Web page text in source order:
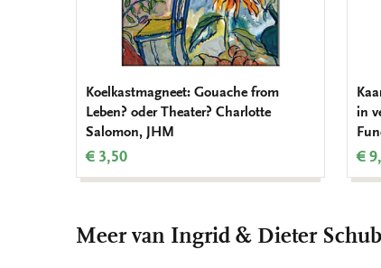
Koelkastmagneet: Gouache from
Leben? oder Theater? Charlotte
Salomon, JHM
€ 3,50
in
€
Meer van Ingrid & Dieter